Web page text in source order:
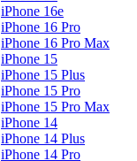
iPhone 16e
iPhone 16 Pro
iPhone 16 Pro Max
iPhone 15
iPhone 15 Plus
iPhone 15 Pro
iPhone 15 Pro Max
iPhone 14
iPhone 14 Plus
iPhone 14 Pro